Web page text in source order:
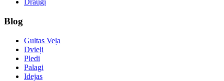
Draugi
Blog
Gultas Veļa
Dvieļi
Pledi
Palagi
Idejas